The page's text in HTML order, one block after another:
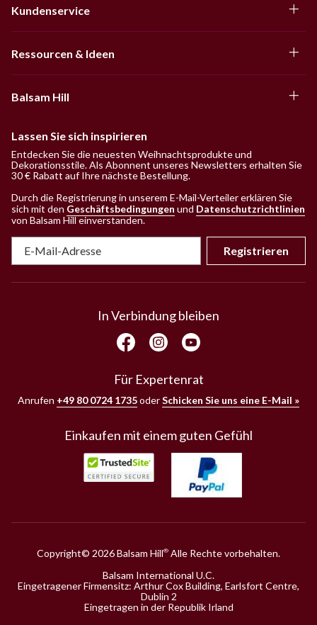
Kundenservice
Ressourcen & Ideen
Balsam Hill
Lassen Sie sich inspirieren
Entdecken Sie die neuesten Weihnachtsprodukte und
Dekorationsstile. Als Abonnent unseres Newsletters erhalten Sie
30 € Rabatt auf Ihre nächste Bestellung.
Durch die Registrierung in unserem E-Mail-Verteiler erklären Sie
sich mit den Geschäftsbedingungen und Datenschutzrichtlinien
von Balsam Hill einverstanden.
Registrieren
In Verbindung bleiben
Für Expertenrat
Anrufen +49 80 0724 1735oderSchicken Sie uns eine E-Mail »
Einkaufen mit einem guten Gefühl
Copyright© 2026 Balsam Hill® Alle Rechte vorbehalten.
Balsam International U.C.
Eingetragener Firmensitz: Arthur Cox Building, Earlsfort Centre,
Dublin 2
Eingetragen in der Republik Irland